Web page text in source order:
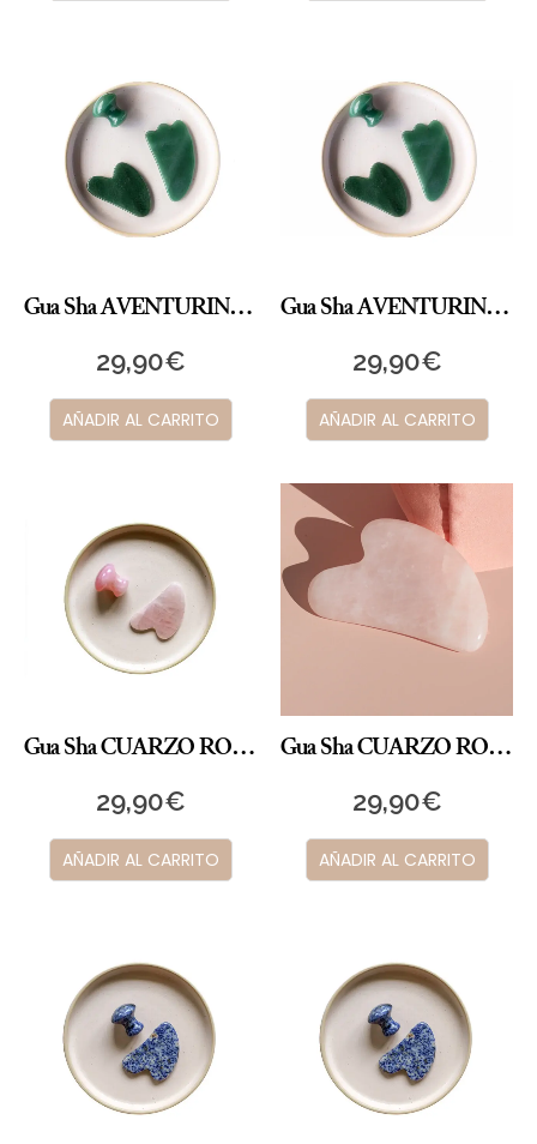
Gua Sha AVENTURINA CHAMPIÑÓN
29,90€
AÑADIR AL CARRITO
Gua Sha AVENTURINA CORAZÓN
29,90€
AÑADIR AL CARRITO
Gua Sha CUARZO ROSA CHAMPIÑÓN
29,90€
AÑADIR AL CARRITO
Gua Sha CUARZO ROSA CORAZÓN
29,90€
AÑADIR AL CARRITO